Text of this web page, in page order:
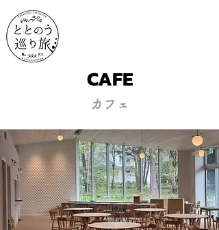
CAFE
カフェ